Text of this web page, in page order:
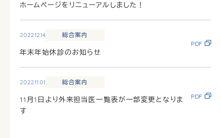
ホームページをリニューアルしました！
2022.12.14 総合案内
年末年始休診のお知らせ
PDF
2022.11.01 総合案内
11月1日より外来担当医一覧表が一部変更となりま
す
PDF